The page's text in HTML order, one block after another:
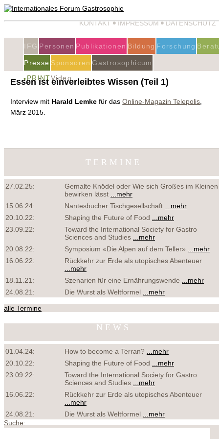
KONTAKT IMPRESSUM DATENSCHUTZ
IFG Personen Publikationen Bildung Forschung
Presse
PRINTVideo
Sponsoren Gastrosophicum
Essen ist einverleibtes Wissen (Teil 1)
Interview mit Harald Lemke für dasOnline-Magazin Telepolis
März 2015.
TERMINE
27.02.25:
Gemalte Knödel oder Wie sich Großes im Kleinen
bewirken lässt ...mehr
15.06.24:
Nantesbucher Tischgesellschaft ...mehr
20.10.22:
Shaping the Future of Food ...mehr
23.09.22:
Toward the International Society for Gastro
Sciences and Studies ...mehr
20.08.22:
Symposium «Die Alpen auf dem Teller» ...mehr
16.06.22:
Rückkehr zur Erde als utopisches Abenteuer
...mehr
18.11.21:
Szenarien für eine Ernährungswende ...mehr
24.08.21:
Die Wurst als Weltformel ...mehr
alle Termine
NEWS
01.04.24: How to become a Terran?
...mehr
20.10.22:
Shaping the Future of Food
...mehr
23.09.22:
Toward the International Society for Gastro
Sciences and Studies
...mehr
16.06.22:
Rückkehr zur Erde als utopisches Abenteuer
...mehr
24.08.21:
Die Wurst als Weltformel ...mehr